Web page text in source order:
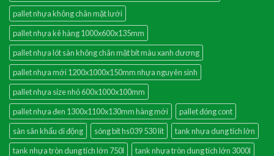
pallet nhựa không chân mặt lưới
pallet nhựa kê hàng 1000x600x135mm
pallet nhựa lót sàn không chân mặt bít màu xanh dương
pallet nhựa mới 1200x1000x150mm nhựa nguyên sinh
pallet nhựa size nhỏ 600x1000x100mm
pallet nhựa đen 1300x1100x130mm hàng mới
pallet đóng cont
sàn sân khấu di động
sóng bít hs039 530 lít
tank nhựa dung tích lớn
tank nhựa tròn dung tích lớn 750l
tank nhựa tròn dung tích lớn 3000l